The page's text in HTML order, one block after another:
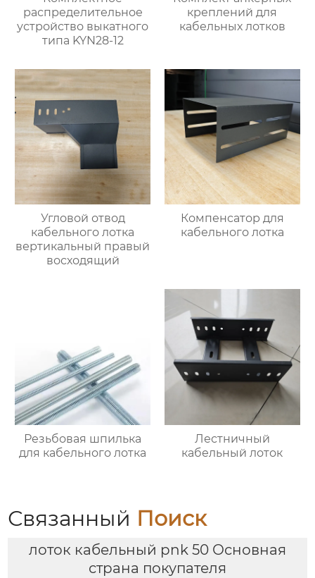
распределительное
устройство выкатного
типа KYN28-12
креплений для
кабельных лотков
Угловой отвод
кабельного лотка
вертикальный правый
восходящий
Компенсатор для
кабельного лотка
Резьбовая шпилька
для кабельного лотка
Лестничный
кабельный лоток
Связанный Поиск
лоток кабельный pnk 50 Основная
страна покупателя